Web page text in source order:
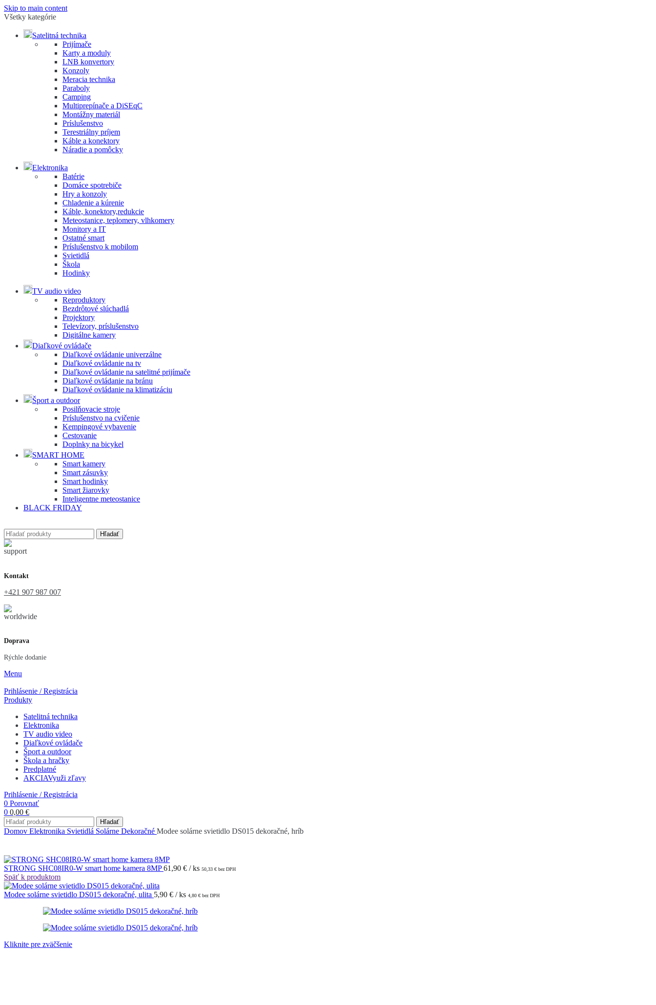
Skip to main content
Všetky kategórie
Satelitná technika
Prijímače
Karty a moduly
LNB konvertory
Konzoly
Meracia technika
Paraboly
Camping
Multiprepínače a DiSEqC
Montážny materiál
Príslušenstvo
Terestriálny príjem
Káble a konektory
Náradie a pomôcky
Elektronika
Batérie
Domáce spotrebiče
Hry a konzoly
Chladenie a kúrenie
Káble, konektory,redukcie
Meteostanice, teplomery, vlhkomery
Monitory a IT
Ostatné smart
Príslušenstvo k mobilom
Svietidlá
Škola
Hodinky
TV audio video
Reproduktory
Bezdrôtové slúchadlá
Projektory
Televízory, príslušenstvo
Digitálne kamery
Diaľkové ovládače
Diaľkové ovládanie univerzálne
Diaľkové ovládanie na tv
Diaľkové ovládanie na satelitné prijímače
Diaľkové ovládanie na bránu
Diaľkové ovládanie na klimatizáciu
Šport a outdoor
Posilňovacie stroje
Príslušenstvo na cvičenie
Kempingové vybavenie
Cestovanie
Doplnky na bicykel
SMART HOME
Smart kamery
Smart zásuvky
Smart hodinky
Smart žiarovky
Inteligentne meteostanice
BLACK FRIDAY
Hľadať
Kontakt
+421 907 987 007
Doprava
Rýchle dodanie
Menu
Prihlásenie / Registrácia
Produkty
Satelitná technika
Elektronika
TV audio video
Diaľkové ovládače
Šport a outdoor
Škola a hračky
Predplatné
AKCIAVyuži zľavy
Prihlásenie / Registrácia
0 Porovnať
0 0,00 €
Hľadať
Domov Elektronika Svietidlá Solárne Dekoračné Modee solárne svietidlo DS015 dekoračné, hríb
STRONG SHC08IR0-W smart home kamera 8MP61,90 € / ks 50,33 € bez DPH
Späť k produktom
Modee solárne svietidlo DS015 dekoračné, ulita 5,90 € / ks 4,80 € bez DPH
Kliknite pre zväčšenie